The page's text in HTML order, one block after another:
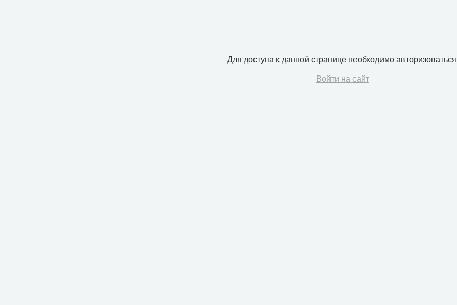
Для доступа к данной странице необходимо
Войти на сайт